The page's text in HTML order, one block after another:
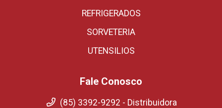
REFRIGERADOS
SORVETERIA
UTENSILIOS
Fale Conosco
(85) 3392-9292 - Distribuidora